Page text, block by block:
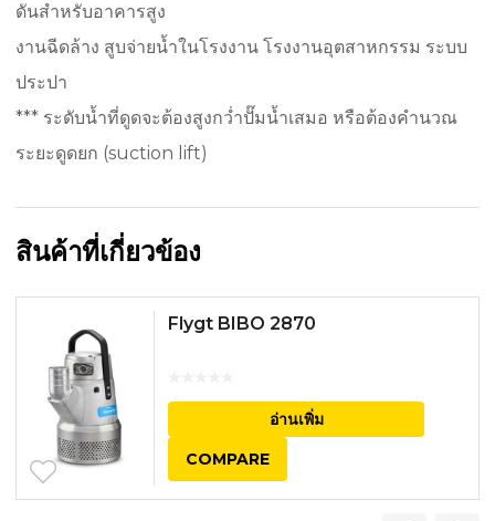
ดันสำหรับอาคารสูง
งานฉีดล้าง สูบจ่ายน้ำในโรงงาน โรงงานอุตสาหกรรม ระบบ
ประปา
*** ระดับน้ำที่ดูดจะต้องสูงกว่ำปั๊มน้ำเสมอ หรือต้องคำนวณ
ระยะดูดยก (suction lift)
สินค้าที่เกี่ยวข้อง
Flygt BIBO 2870
อ่านเพิ่ม
COMPARE